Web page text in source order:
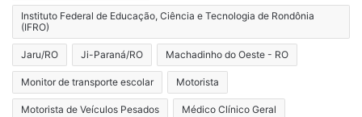
Instituto Federal de Educação, Ciência e Tecnologia de Rondônia
(IFRO)
Jaru/RO Ji-Paraná/RO Machadinho do Oeste - RO
Monitor de transporte escolar Motorista
Motorista de Veículos Pesados Médico Clínico Geral